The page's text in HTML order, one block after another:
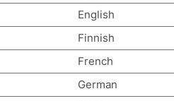
English
Finnish
French
German